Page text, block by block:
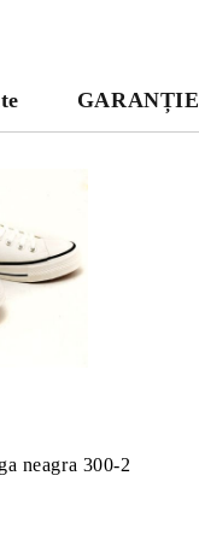
GARANȚIE
neagra 300-2